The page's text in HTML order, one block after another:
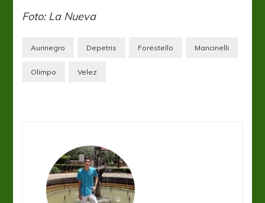
Foto: La Nueva
Aurinegro Depetris Forestello Mancinelli
Olimpo Velez